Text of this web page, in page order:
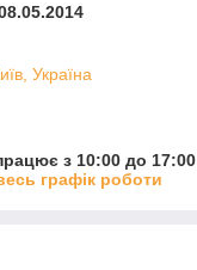
Україна
з 10:00 до 17:00
графік роботи